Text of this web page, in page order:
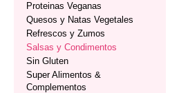
Proteinas Veganas
Quesos y Natas Vegetales
Refrescos y Zumos
Salsas y Condimentos
Sin Gluten
Super Alimentos &
Complementos